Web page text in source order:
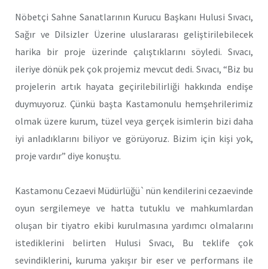
Nöbetçi Sahne Sanatlarının Kurucu Başkanı Hulusi Sıvacı,
Sağır ve Dilsizler Üzerine uluslararası geliştirilebilecek
harika bir proje üzerinde çalıştıklarını söyledi. Sıvacı,
ileriye dönük pek çok projemiz mevcut dedi. Sıvacı, “Biz bu
projelerin artık hayata geçirilebilirliği hakkında endişe
duymuyoruz. Çünkü başta Kastamonulu hemşehrilerimiz
olmak üzere kurum, tüzel veya gerçek isimlerin bizi daha
iyi anladıklarını biliyor ve görüyoruz. Bizim için kişi yok,
proje vardır” diye konuştu.
Kastamonu Cezaevi Müdürlüğü`nün kendilerini cezaevinde
oyun sergilemeye ve hatta tutuklu ve mahkumlardan
oluşan bir tiyatro ekibi kurulmasına yardımcı olmalarını
istediklerini belirten Hulusi Sıvacı, Bu teklife çok
sevindiklerini, kuruma yakışır bir eser ve performans ile